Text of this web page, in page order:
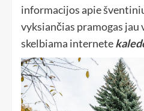
informacijos apie
vyksiančias pramogas jau
skelbiama internete